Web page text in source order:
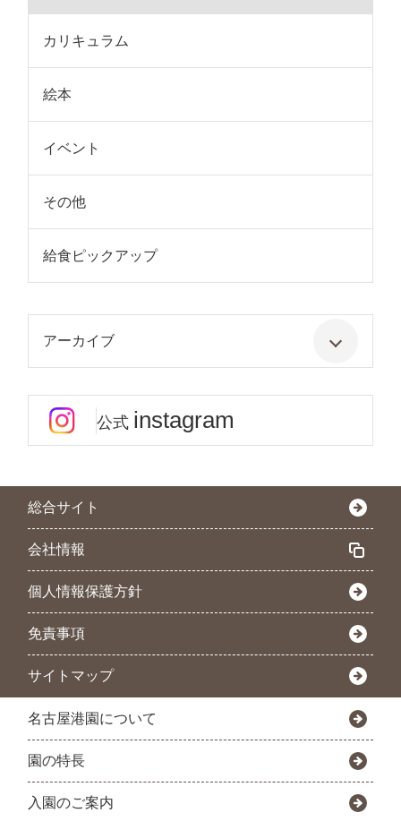
カリキュラム
絵本
イベント
その他
給食ピックアップ
アーカイブ
公式 instagram
総合サイト
会社情報
個人情報保護方針
免責事項
サイトマップ
名古屋港園について
園の特長
入園のご案内